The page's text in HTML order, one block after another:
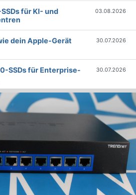
für KI- und
03.08.2026
dein Apple-Gerät
30.07.2026
SSDs für Enterprise-
30.07.2026